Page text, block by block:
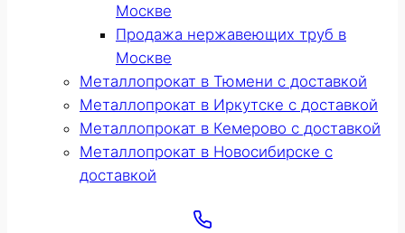
Москве
Продажа нержавеющих труб в
Москве
Металлопрокат в Тюмени с доставкой
Металлопрокат в Иркутске с доставкой
Металлопрокат в Кемерово с доставкой
Металлопрокат в Новосибирске с
доставкой